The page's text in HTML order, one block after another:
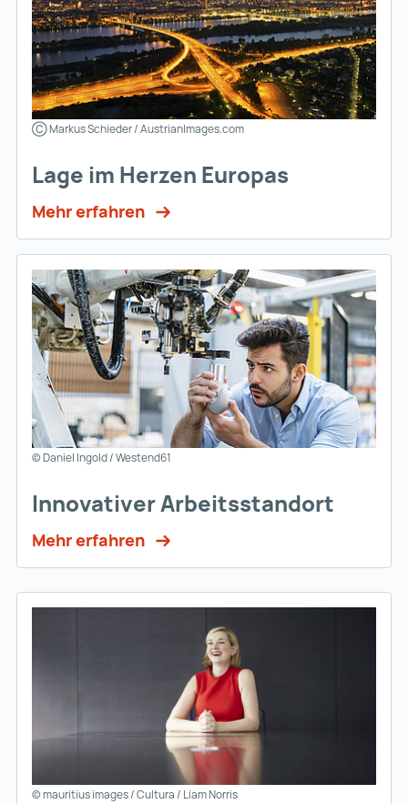
Ⓒ Markus Schieder / AustrianImages.com
Lage im Herzen Europas
Mehr erfahren
© Daniel Ingold / Westend61
Innovativer Arbeitsstandort
Mehr erfahren
© mauritius images / Cultura / Liam Norris